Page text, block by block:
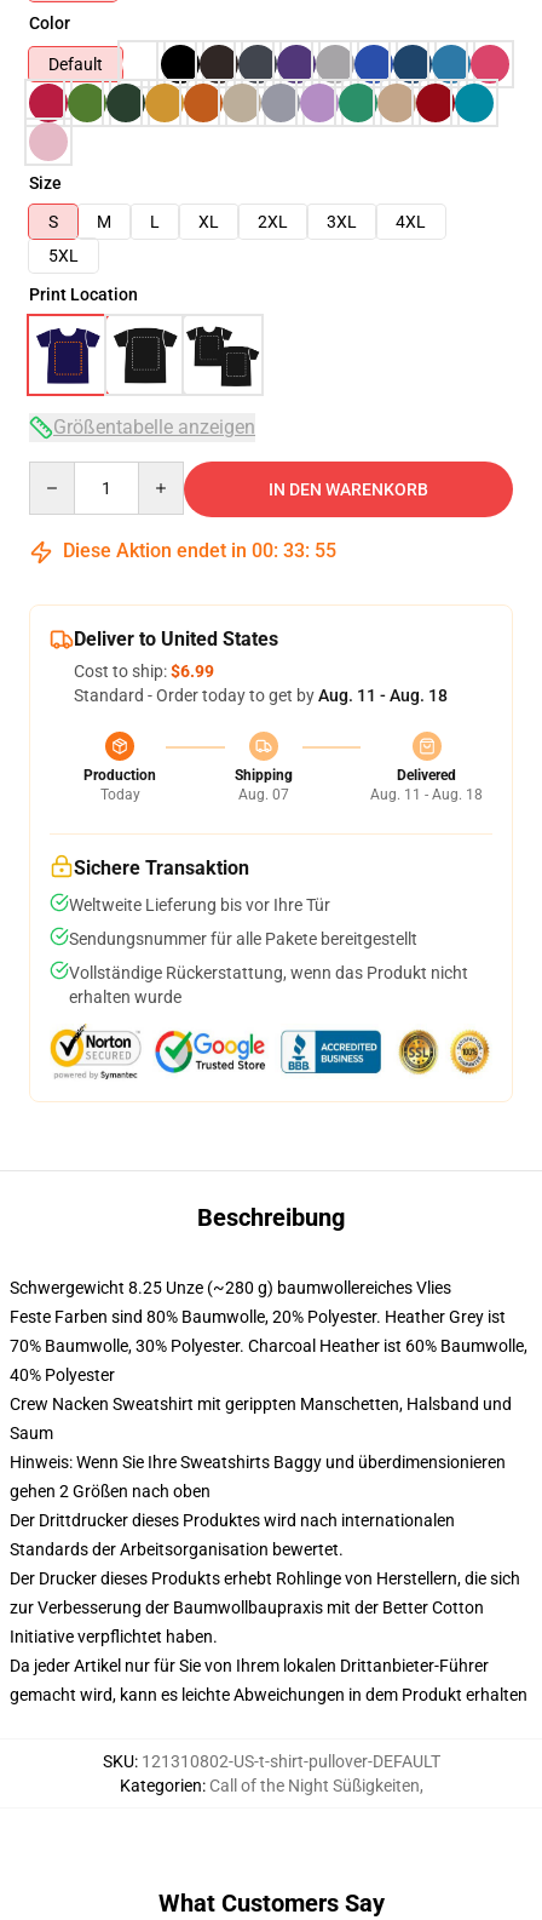
Color
Default
Size
S
M L XL 2XL 3XL
4XL
5XL
Print Location
Größentabelle anzeigen
IN DEN WARENKORB
Diese Aktion endet in 00: 33: 54
Deliver to United States
Cost to ship:$6.99
Standard - Order today to get byAug. 11 - Aug. 18
Production
Today
Shipping
Aug. 07
Delivered
Aug. 11 - Aug. 18
Sichere Transaktion
Weltweite Lieferung bis vor Ihre Tür
Sendungsnummer für alle Pakete bereitgestellt
Vollständige Rückerstattung, wenn das Produkt nicht
erhalten wurde
Beschreibung
Schwergewicht 8.25 Unze (~280 g) baumwollereiches Vlies
Feste Farben sind 80% Baumwolle, 20% Polyester. Heather Grey ist
70% Baumwolle, 30% Polyester. Charcoal Heather ist 60% Baumwolle,
40% Polyester
Crew Nacken Sweatshirt mit gerippten Manschetten, Halsband und
Saum
Hinweis: Wenn Sie Ihre Sweatshirts Baggy und überdimensionieren
gehen 2 Größen nach oben
Der Drittdrucker dieses Produktes wird nach internationalen
Standards der Arbeitsorganisation bewertet.
Der Drucker dieses Produkts erhebt Rohlinge von Herstellern, die sich
zur Verbesserung der Baumwollbaupraxis mit der Better Cotton
Initiative verpflichtet haben.
Da jeder Artikel nur für Sie von Ihrem lokalen Drittanbieter-Führer
gemacht wird, kann es leichte Abweichungen in dem Produkt erhalten
SKU: 121310802-US-t-shirt-pullover-DEFAULT
Kategorien: Call of the Night Süßigkeiten,
What Customers Say